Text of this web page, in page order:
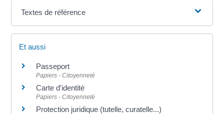
Textes de référence
Et aussi
Passeport
Papiers - Citoyenneté
Carte d'identité
Papiers - Citoyenneté
Protection juridique (tutelle, curatelle...)